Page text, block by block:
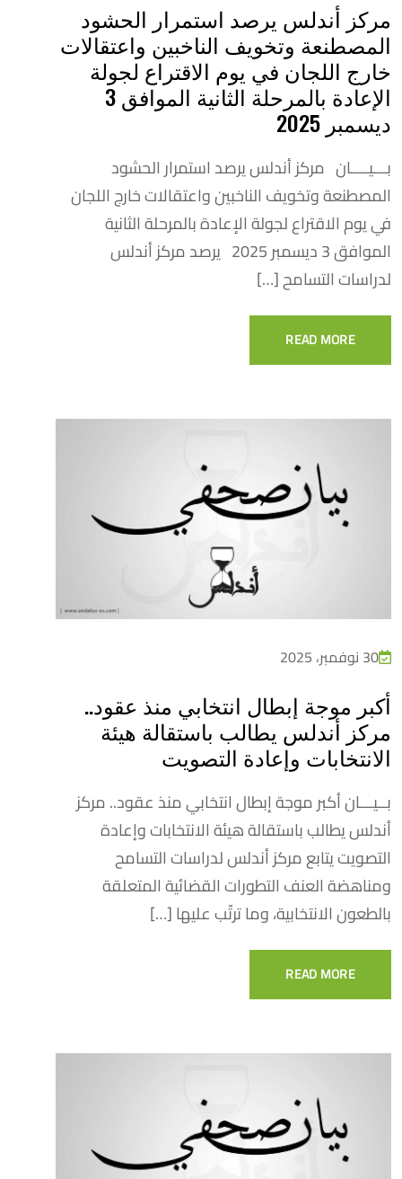
مركز أندلس يرصد استمرار الحشود
المصطنعة وتخويف الناخبين واعتقالات
خارج اللجان في يوم الاقتراع لجولة
الإعادة بالمرحلة الثانية الموافق 3
ديسمبر 2025
بـــيــــان مركز أندلس يرصد استمرار الحشود
المصطنعة وتخويف الناخبين واعتقالات خارج اللجان
في يوم الاقتراع لجولة الإعادة بالمرحلة الثانية
الموافق 3 ديسمبر 2025 يرصد مركز أندلس
لدراسات التسامح […]
READ MORE
30 نوفمبر، 2025
أكبر موجة إبطال انتخابي منذ عقود..
مركز أندلس يطالب باستقالة هيئة
الانتخابات وإعادة التصويت
بــيـــان أكبر موجة إبطال انتخابي منذ عقود.. مركز
أندلس يطالب باستقالة هيئة الانتخابات وإعادة
التصويت يتابع مركز أندلس لدراسات التسامح
ومناهضة العنف التطورات القضائية المتعلقة
بالطعون الانتخابية، وما ترتّب عليها […]
READ MORE